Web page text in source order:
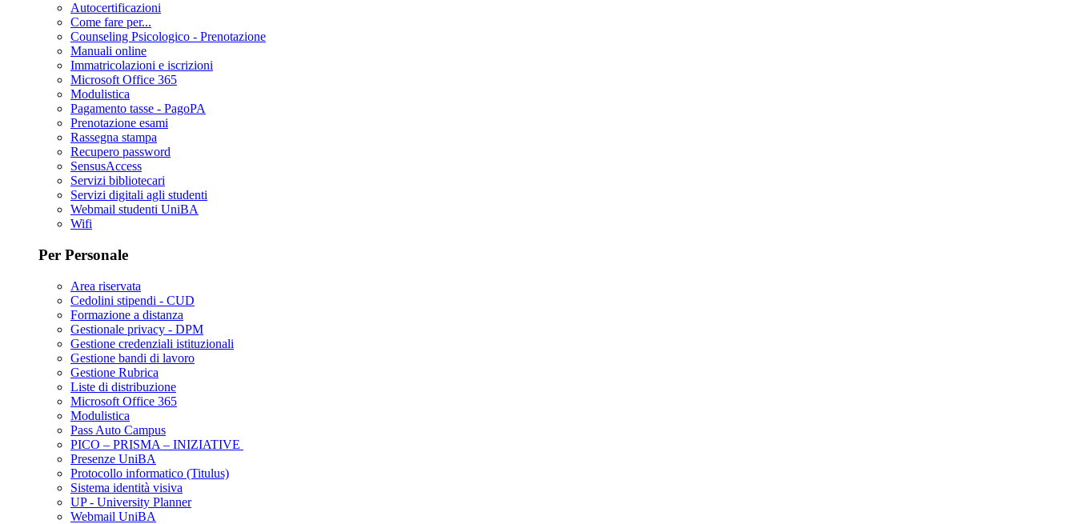
Autocertificazioni
Come fare per...
Counseling Psicologico - Prenotazione
Manuali online
Immatricolazioni e iscrizioni
Microsoft Office 365
Modulistica
Pagamento tasse - PagoPA
Prenotazione esami
Rassegna stampa
Recupero password
SensusAccess
Servizi bibliotecari
Servizi digitali agli studenti
Webmail studenti UniBA
Wifi
Per Personale
Area riservata
Cedolini stipendi - CUD
Formazione a distanza
Gestionale privacy - DPM
Gestione credenziali istituzionali
Gestione bandi di lavoro
Gestione Rubrica
Liste di distribuzione
Microsoft Office 365
Modulistica
Pass Auto Campus
PICO – PRISMA – INIZIATIVE
Presenze UniBA
Protocollo informatico (Titulus)
Sistema identità visiva
UP - University Planner
Webmail UniBA